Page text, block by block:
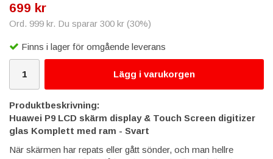
699 kr
Ord. 999 kr. Du sparar 300 kr (30%)
Finns i lager för omgående leverans
Lägg i varukorgen
Produktbeskrivning:
Huawei P9 LCD skärm display & Touch Screen digitizer
glas Komplett med ram - Svart
När skärmen har repats eller gått sönder, och man hellre